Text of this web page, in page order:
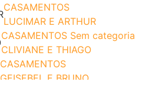
CASAMENTOS
LUCIMAR E ARTHUR
CASAMENTOS Sem categoria
CLIVIANE E THIAGO
CASAMENTOS
GEISEBEL E BRUNO